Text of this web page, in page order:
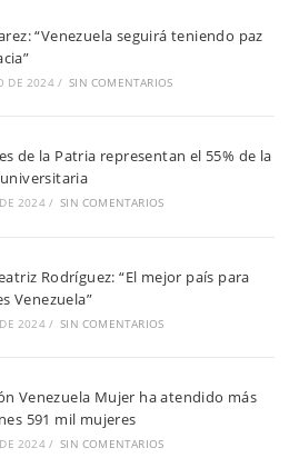
“Venezuela seguirá teniendo paz
DE 2024 / SIN COMENTARIOS
de la Patria representan el 55% de la
2024 / SIN COMENTARIOS
Rodríguez: “El mejor país para
Venezuela”
2024 / SIN COMENTARIOS
Venezuela Mujer ha atendido más
591 mil mujeres
2024 / SIN COMENTARIOS